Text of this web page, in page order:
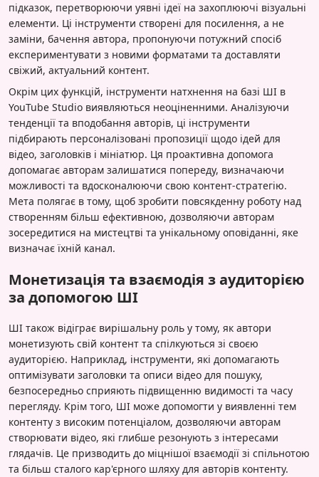
підказок, перетворюючи уявні ідеї на захоплюючі візуальні
елементи. Ці інструменти створені для посилення, а не
заміни, бачення автора, пропонуючи потужний спосіб
експериментувати з новими форматами та доставляти
свіжий, актуальний контент.
Окрім цих функцій, інструменти натхнення на базі ШІ в
YouTube Studio виявляються неоціненними. Аналізуючи
тенденції та вподобання авторів, ці інструменти
підбирають персоналізовані пропозиції щодо ідей для
відео, заголовків і мініатюр. Ця проактивна допомога
допомагає авторам залишатися попереду, визначаючи
можливості та вдосконалюючи свою контент-стратегію.
Мета полягає в тому, щоб зробити повсякденну роботу над
створенням більш ефективною, дозволяючи авторам
зосередитися на мистецтві та унікальному оповіданні, яке
визначає їхній канал.
Монетизація та взаємодія з аудиторією
за допомогою ШІ
ШІ також відіграє вирішальну роль у тому, як автори
монетизують свій контент та спілкуються зі своєю
аудиторією. Наприклад, інструменти, які допомагають
оптимізувати заголовки та описи відео для пошуку,
безпосередньо сприяють підвищенню видимості та часу
перегляду. Крім того, ШІ може допомогти у виявленні тем
контенту з високим потенціалом, дозволяючи авторам
створювати відео, які глибше резонують з інтересами
глядачів. Це призводить до міцнішої взаємодії зі спільнотою
та більш сталого кар'єрного шляху для авторів контенту.